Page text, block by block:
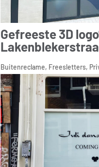
Gefreeste 3D
Buitenreclame, Freesletters,